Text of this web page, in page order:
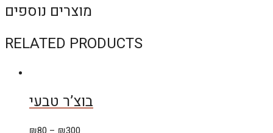
מוצרים נוספים
RELATED PRODUCTS
בוצ’ר טבעי